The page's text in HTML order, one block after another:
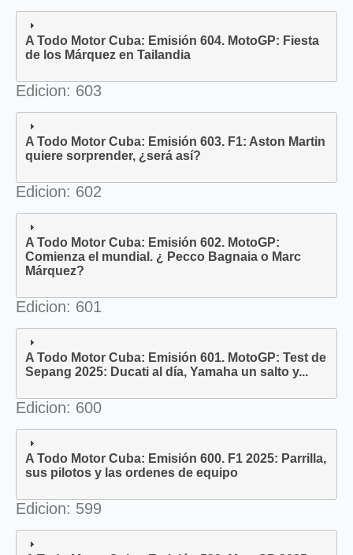
A Todo Motor Cuba: Emisión 604. MotoGP: Fiesta
de los Márquez en Tailandia
Edicion: 603
A Todo Motor Cuba: Emisión 603. F1: Aston Martin
quiere sorprender, ¿será así?
Edicion: 602
A Todo Motor Cuba: Emisión 602. MotoGP:
Comienza el mundial. ¿ Pecco Bagnaia o Marc
Márquez?
Edicion: 601
A Todo Motor Cuba: Emisión 601. MotoGP: Test de
Sepang 2025: Ducati al día, Yamaha un salto y...
Edicion: 600
A Todo Motor Cuba: Emisión 600. F1 2025: Parrilla,
sus pilotos y las ordenes de equipo
Edicion: 599